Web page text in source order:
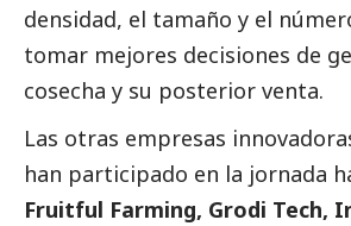
densidad, el tamaño y el
tomar mejores decisiones de
cosecha y su posterior venta.
Las otras empresas
han participado en la jornada
Fruitful Farming, Grodi Tech,